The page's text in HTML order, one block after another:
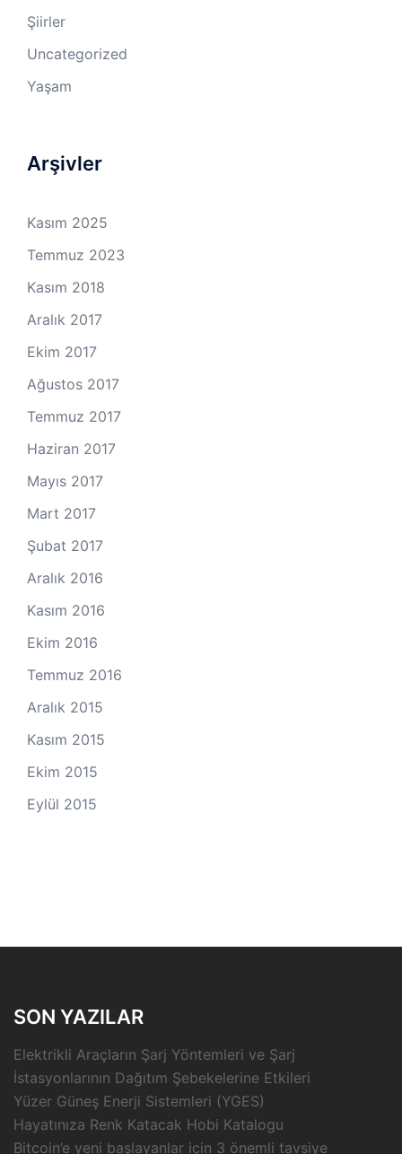
Şiirler
Uncategorized
Yaşam
Arşivler
Kasım 2025
Temmuz 2023
Kasım 2018
Aralık 2017
Ekim 2017
Ağustos 2017
Temmuz 2017
Haziran 2017
Mayıs 2017
Mart 2017
Şubat 2017
Aralık 2016
Kasım 2016
Ekim 2016
Temmuz 2016
Aralık 2015
Kasım 2015
Ekim 2015
Eylül 2015
SON YAZILAR
Elektrikli Araçların Şarj Yöntemleri ve Şarj
İstasyonlarının Dağıtım Şebekelerine Etkileri
Yüzer Güneş Enerji Sistemleri (YGES)
Hayatınıza Renk Katacak Hobi Katalogu
Bitcoin’e yeni başlayanlar için 3 önemli tavsiye